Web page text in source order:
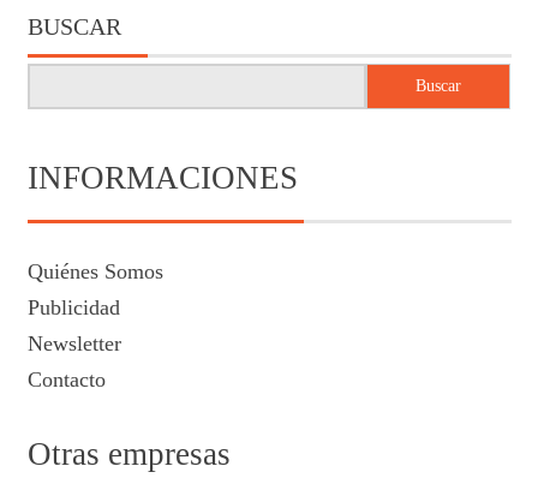
BUSCAR
Buscar
INFORMACIONES
Quiénes Somos
Publicidad
Newsletter
Contacto
Otras empresas